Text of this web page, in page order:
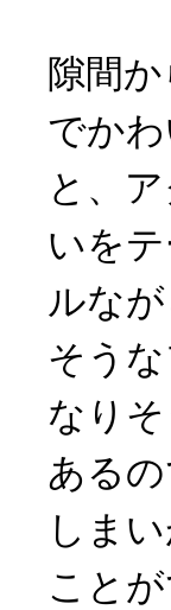
隙間
でか
と、
いを
ルな
そう
なり
ある
しま
ことが